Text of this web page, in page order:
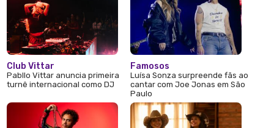
Club Vittar
Pabllo Vittar anuncia primeira
turnê internacional como DJ
Famosos
Luísa Sonza surpreende fãs ao
cantar com Joe Jonas em São
Paulo